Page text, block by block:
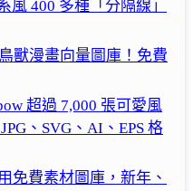
風 400 多種「分隔線」
獸漫畫向量圖庫！免費
超過 7,000 張可愛風
、SVG、AI、EPS 格
免費素材圖庫，新年、